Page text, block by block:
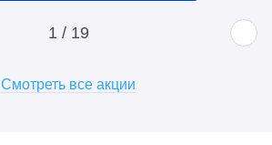
1 / 19
Смотреть все акции